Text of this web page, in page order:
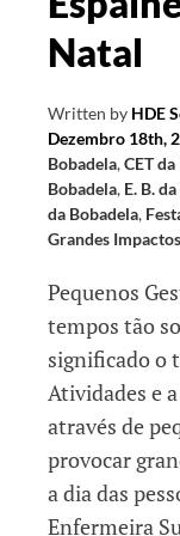
Natal
Written by HDE
Dezembro 18th,
Bobadela,CET
Bobadela, E. B.
da Bobadela,
Grandes Impactos
Pequenos
tempos tão
significado o
Atividades e
através de
provocar
a dia das
Enfermeira